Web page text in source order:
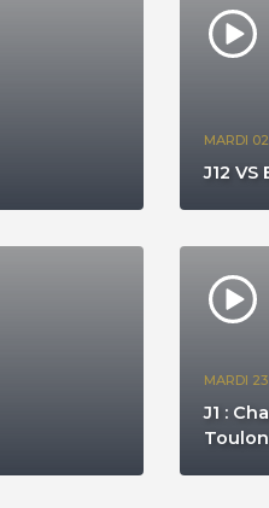
MARDI
J12 VS
MARDI
J1 :
Toulon